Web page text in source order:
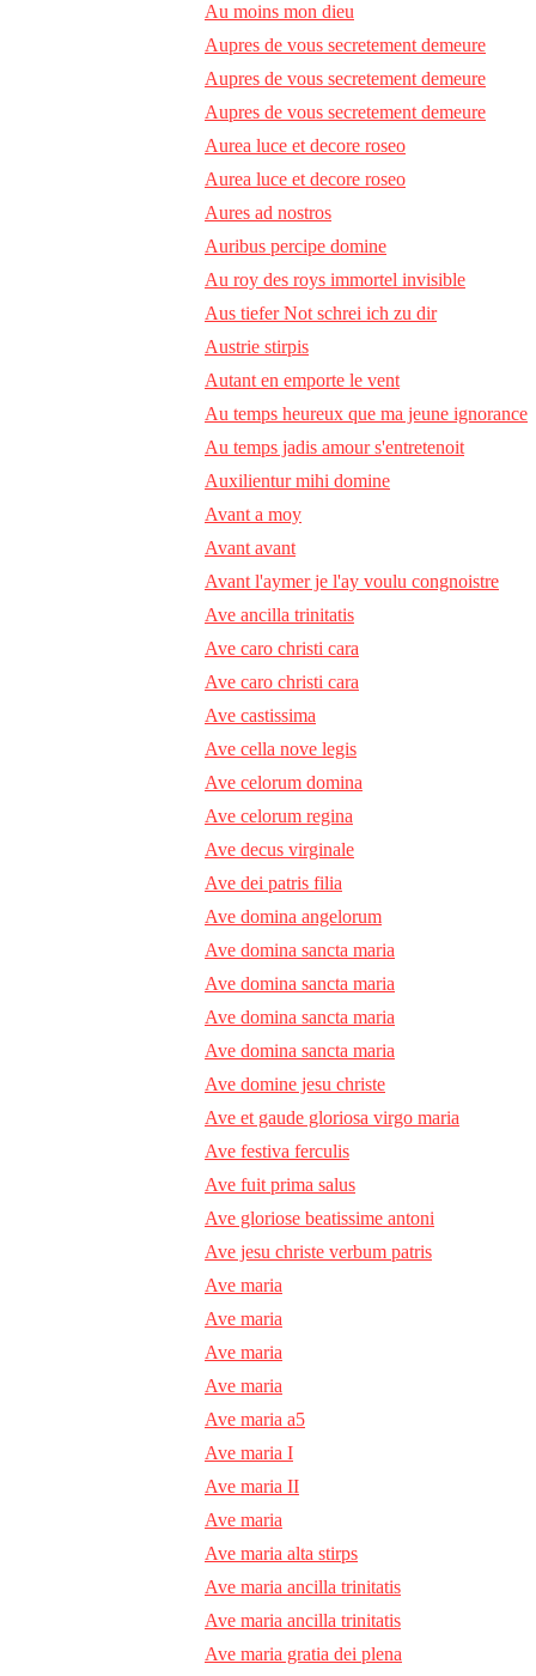
Au moins mon dieu
Aupres de vous secretement demeure
Aupres de vous secretement demeure
Aupres de vous secretement demeure
Aurea luce et decore roseo
Aurea luce et decore roseo
Aures ad nostros
Auribus percipe domine
Au roy des roys immortel invisible
Aus tiefer Not schrei ich zu dir
Austrie stirpis
Autant en emporte le vent
Au temps heureux que ma jeune ignorance
Au temps jadis amour s'entretenoit
Auxilientur mihi domine
Avant a moy
Avant avant
Avant l'aymer je l'ay voulu congnoistre
Ave ancilla trinitatis
Ave caro christi cara
Ave caro christi cara
Ave castissima
Ave cella nove legis
Ave celorum domina
Ave celorum regina
Ave decus virginale
Ave dei patris filia
Ave domina angelorum
Ave domina sancta maria
Ave domina sancta maria
Ave domina sancta maria
Ave domina sancta maria
Ave domine jesu christe
Ave et gaude gloriosa virgo maria
Ave festiva ferculis
Ave fuit prima salus
Ave gloriose beatissime antoni
Ave jesu christe verbum patris
Ave maria
Ave maria
Ave maria
Ave maria
Ave maria a5
Ave maria I
Ave maria II
Ave maria
Ave maria alta stirps
Ave maria ancilla trinitatis
Ave maria ancilla trinitatis
Ave maria gratia dei plena